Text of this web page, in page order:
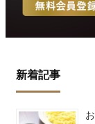
新着記事